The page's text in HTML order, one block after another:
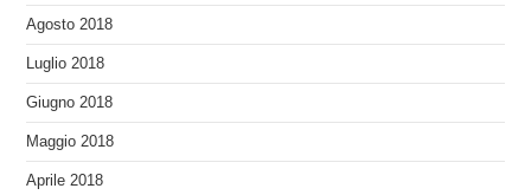
Agosto 2018
Luglio 2018
Giugno 2018
Maggio 2018
Aprile 2018